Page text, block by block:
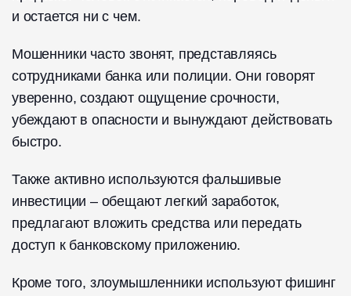
и остается ни с чем.
Мошенники часто звонят, представляясь
сотрудниками банка или полиции. Они говорят
уверенно, создают ощущение срочности,
убеждают в опасности и вынуждают действовать
быстро.
Также активно используются фальшивые
инвестиции – обещают легкий заработок,
предлагают вложить средства или передать
доступ к банковскому приложению.
Кроме того, злоумышленники используют фишинг